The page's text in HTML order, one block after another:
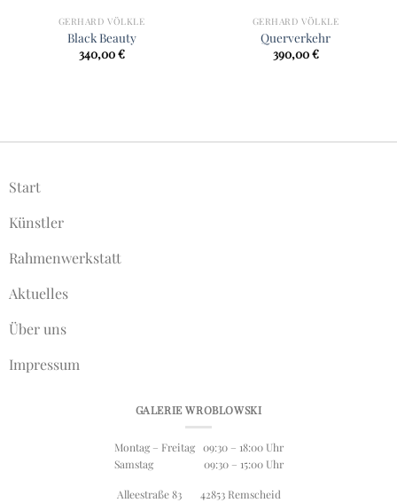
GERHARD VÖLKLE
Black Beauty
340,00€
GERHARD VÖLKLE
Querverkehr
390,00€
Start
Künstler
Rahmenwerkstatt
Aktuelles
Über uns
Impressum
GALERIE WROBLOWSKI
Montag – Freitag 09:30 – 18:00 Uhr
Samstag 09:30 – 15:00 Uhr
Alleestraße 83 42853 Remscheid